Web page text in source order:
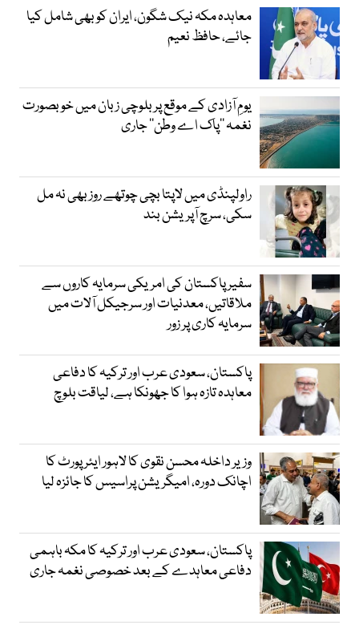
معاہدہ مکہ نیک شگون، ایران کو بھی شامل کیا
جائے، حافظ نعیم
یومِ آزادی کے موقع پر بلوچی زبان میں خوبصورت
نغمہ ’’پاک اے وطن‘‘ جاری
راولپنڈی میں لاپتا بچی چوتھے روز بھی نہ مل
سکی، سرچ آپریشن بند
سفیر پاکستان کی امریکی سرمایہ کاروں سے
ملاقاتیں، معدنیات اور سرجیکل آلات میں
سرمایہ کاری پر زور
پاکستان، سعودی عرب اور ترکیہ کا دفاعی
معاہدہ تازہ ہوا کا جھونکا ہے، لیاقت بلوچ
وزیر داخلہ محسن نقوی کا لاہور ایئر پورٹ کا
اچانک دورہ، امیگریشن پراسیس کا جائزہ لیا
پاکستان، سعودی عرب اور ترکیہ کا مکہ باہمی
دفاعی معاہدے کے بعد خصوصی نغمہ جاری